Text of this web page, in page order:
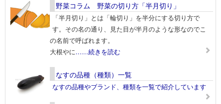
野菜コラム 野菜の切り方「半月切り」
「半月切り」とは「輪切り」を半分にする切り方で
す。その名の通り、見た目が半月のような形なのでこ
の名前で呼ばれます。
大根やに……続きを読む
なすの品種（種類）一覧
なすの品種やブランド、種類を一覧で紹介しています